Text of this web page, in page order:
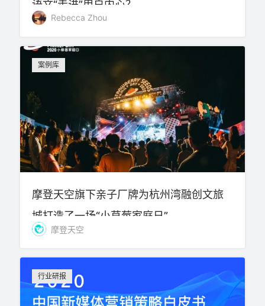
语文“走进”用户内心？
Rebecca Zhou
案例库
摩登天空旗下亲子厂牌为杭州湾融创文旅
城打造了一场“小草莓家庭日”
摩登天空
行业研报